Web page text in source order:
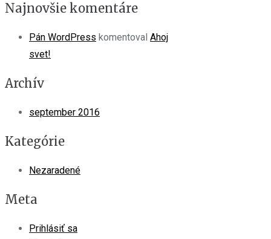
Najnovšie komentáre
Pán WordPress komentoval Ahoj
svet!
Archív
september 2016
Kategórie
Nezaradené
Meta
Prihlásiť sa